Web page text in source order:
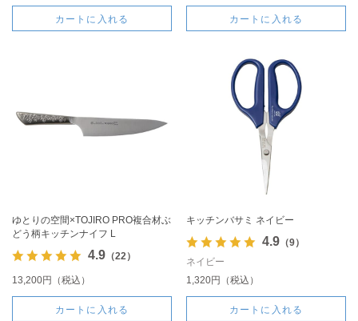
カートに入れる カートに入れる
ゆとりの空間×TOJIRO PRO複合材ぶ
どう柄キッチンナイフ L
4.9（22）
13,200円（税込）
カートに入れる
キッチンバサミ ネイビー
4.9（9）
ネイビー
1,320円（税込）
カートに入れる